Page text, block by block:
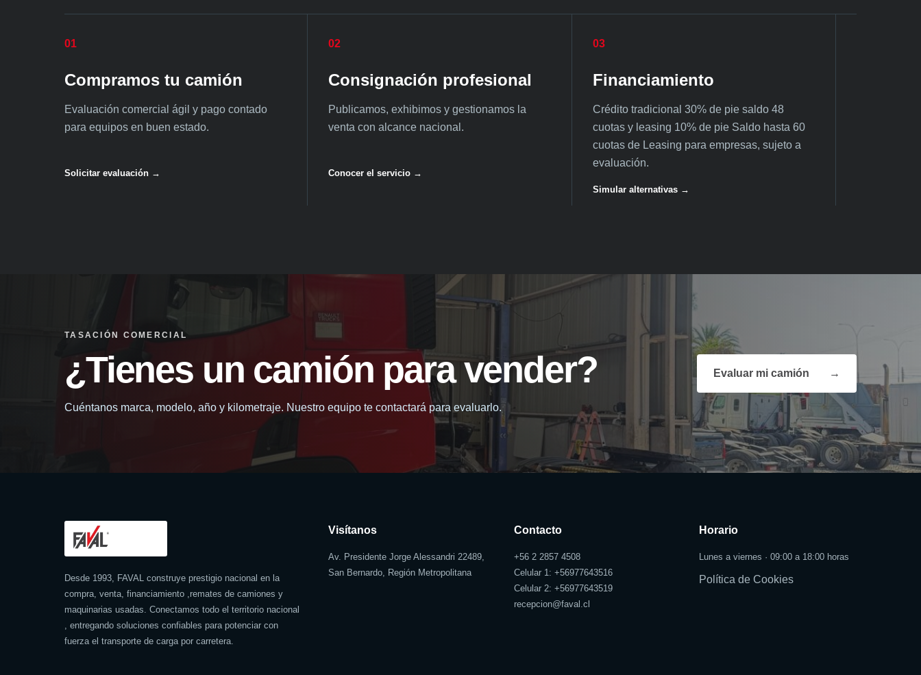
01
Compramos tu camión
Evaluación comercial ágil y pago contado
para equipos en buen estado.
Solicitar evaluación →
02
Consignación profesional
Publicamos, exhibimos y gestionamos la
venta con alcance nacional.
Conocer el servicio →
03
Financiamiento
Crédito tradicional 30% de pie saldo 48
cuotas y leasing 10% de pie Saldo hasta 60
cuotas de Leasing para empresas, sujeto a
evaluación.
Simular alternativas →
TASACIÓN COMERCIAL
¿Tienes un camión para vender?
Cuéntanos marca, modelo, año y kilometraje. Nuestro equipo te contactará para evaluarlo.
Evaluar mi camión →
Desde 1993, FAVAL construye prestigio nacional en la
compra, venta, financiamiento ,remates de camiones y
maquinarias usadas. Conectamos todo el territorio nacional
, entregando soluciones confiables para potenciar con
fuerza el transporte de carga por carretera.
Visítanos
Av. Presidente Jorge Alessandri 22489,
San Bernardo, Región Metropolitana
Contacto
+56 2 2857 4508
Celular 1: +56977643516
Celular 2: +56977643519
recepcion@faval.cl
Horario
Lunes a viernes · 09:00 a 18:00 horas
Política de Cookies